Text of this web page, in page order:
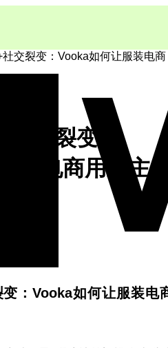
交裂变：Vooka如何让服装电商
社交裂变：
装电商用户主
：Vooka如何让服装电